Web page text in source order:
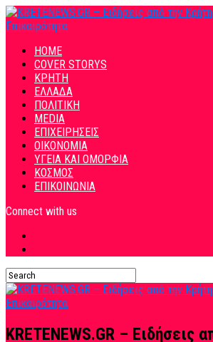
HOME
COVER STORYS
ΚΡΗΤΗ
ΕΛΛΑΔΑ
ΠΟΛΙΤΙΚΗ
MEDIA
ΕΠΙΧΕΙΡΗΣΕΙΣ
ΟΙΚΟΝΟΜΙΑ
ΥΓΕΙΑ ΚΑΙ ΟΜΟΡΦΙΑ
ΚΟΣΜΟΣ
ΕΠΙΚΟΙΝΩΝΙΑ
Connect with us
KRETENEWS.GR – Ειδήσεις